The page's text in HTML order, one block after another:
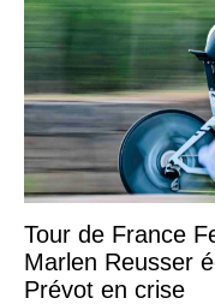
Tour de France
Marlen Reusser
Prévot en crise